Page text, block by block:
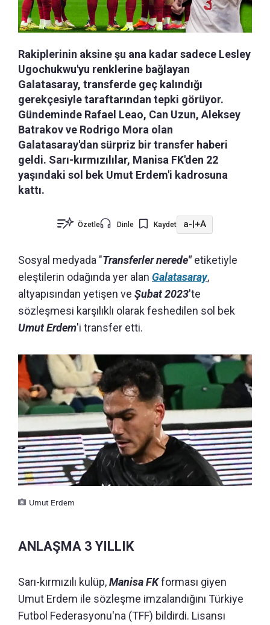
Rakiplerinin aksine şu ana kadar sadece Lesley
Ugochukwu'yu renklerine bağlayan
Galatasaray, transferde geç kalındığı
gerekçesiyle taraftarından tepki görüyor.
Gündeminde Rafael Leao, Can Uzun, Aleksey
Batrakov ve Rodrigo Mora olan
Galatasaray'dan sürpriz bir transfer haberi
geldi. Sarı-kırmızılılar, Manisa FK'den 22
yaşındaki sol bek Umut Erdem'i kadrosuna
kattı.
Özetle Dinle Kaydet a-|+A
Sosyal medyada "Transferler nerede"etiketiyle
eleştilerin odağında yer alan Galatasaray,
altyapısından yetişen ve Şubat 2023'te
sözleşmesi karşılıklı olarak feshedilen sol bek
Umut Erdem'i transfer etti.
Umut Erdem
ANLAŞMA 3 YILLIK
Sarı-kırmızılı kulüp,Manisa FKforması giyen
Umut Erdem ile sözleşme imzalandığını Türkiye
Futbol Federasyonu'na (TFF) bildirdi. Lisansı